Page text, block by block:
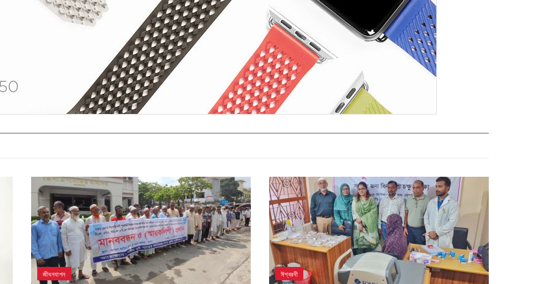
জীবনযাপন ঈশ্বরদী